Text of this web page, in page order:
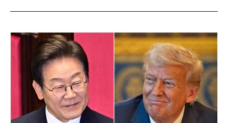
c
b
o
i
t
e
r
o
o
u
t
o
i
n